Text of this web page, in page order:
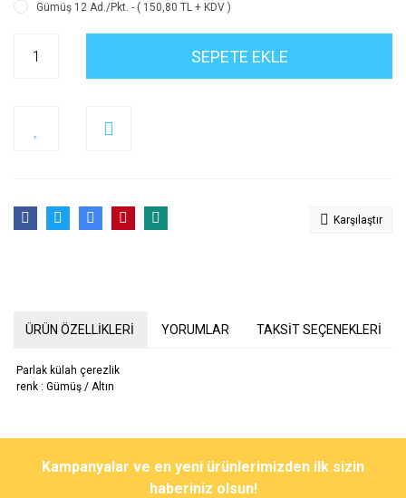
Gümüş 12 Ad./Pkt. - ( 150,80 TL + KDV )
SEPETE EKLE
Karşılaştır
ÜRÜN ÖZELLİKLERİ YORUMLAR TAKSİT SEÇENEKLERİ
Parlak külah çerezlik
renk : Gümüş / Altın
Bu ürüne ilk yorumu siz yapın!
tarafımıza iletebilirsiniz.
Görüş ve önerileriniz için teşekkür ederiz.
Kampanyalar ve en yeni ürünlerimizden ilk sizin
haberiniz olsun!